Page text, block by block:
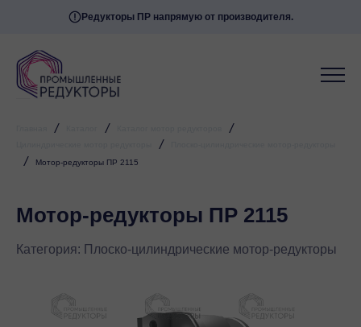
Редукторы ПР напрямую от производителя.
/ / /
/
/ Мотор-редукторы ПР 2115
Мотор-редукторы ПР 2115
Категория: Плоско-цилиндрические мотор-редукторы